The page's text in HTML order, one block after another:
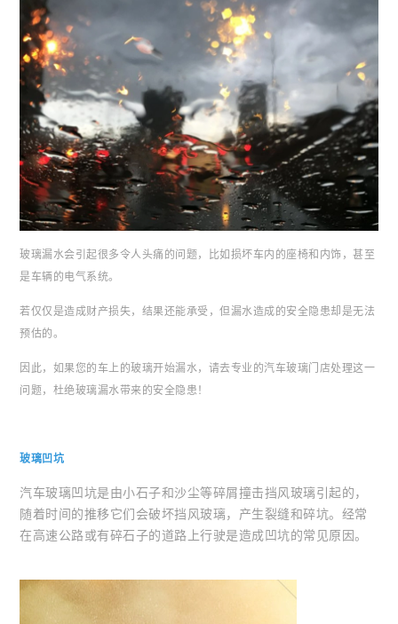
玻璃漏水会引起很多令人头痛的问题，比如损坏车内的座椅和内饰，甚至
是车辆的电气系统。
若仅仅是造成财产损失，结果还能承受，但漏水造成的安全隐患却是无法
预估的。
因此，如果您的车上的玻璃开始漏水，请去专业的汽车玻璃门店处理这一
问题，杜绝玻璃漏水带来的安全隐患！
玻璃凹坑
汽车玻璃凹坑是由小石子和沙尘等碎屑撞击挡风玻璃引起的，
随着时间的推移它们会破坏挡风玻璃，产生裂缝和碎坑。经常
在高速公路或有碎石子的道路上行驶是造成凹坑的常见原因。